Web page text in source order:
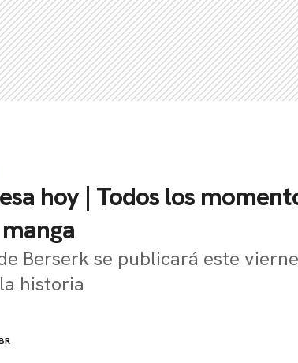
hoy | Todos los
Berserk se publicará este
historia